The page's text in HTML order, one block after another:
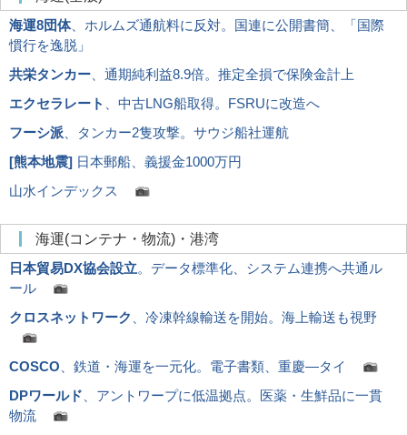
海運8団体、ホルムズ通航料に反対。国連に公開書簡、「国際
慣行を逸脱」
共栄タンカー 、通期純利益8.9倍。推定全損で保険金計上
エクセラレート
、中古LNG船取得。FSRUに改造へ
フーシ派 、タンカー2隻攻撃。サウジ船社運航
[熊本地震] 日本郵船、義援金1000万円
山水インデックス
海運(コンテナ・物流)・港湾
日本貿易DX協会設立。データ標準化、システム連携へ共通ル
ール
クロスネットワーク
、冷凍幹線輸送を開始。海上輸送も視野
COSCO 、鉄道・海運を一元化。電子書類、重慶―タイ
DPワールド 、アントワープに低温拠点。医薬・生鮮品に一貫
物流